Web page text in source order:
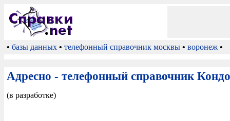
• базы данных • телефонный справочник москвы • воронеж •
Адресно - телефонный справочник
(в разработке)